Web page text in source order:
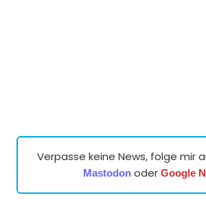
Verpasse keine News, folge mir
Mastodonoder Google